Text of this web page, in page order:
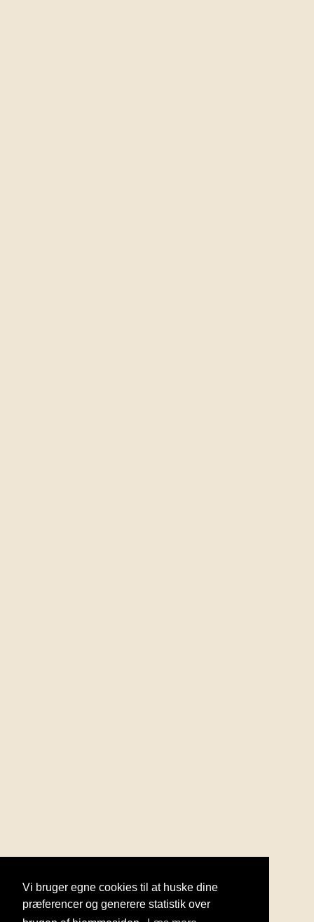
Vi bruger egne cookies til at huske dine
præferencer og generere statistik over